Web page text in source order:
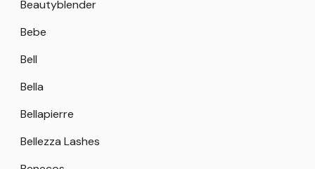
Beautyblender
Bebe
Bell
Bella
Bellapierre
Bellezza Lashes